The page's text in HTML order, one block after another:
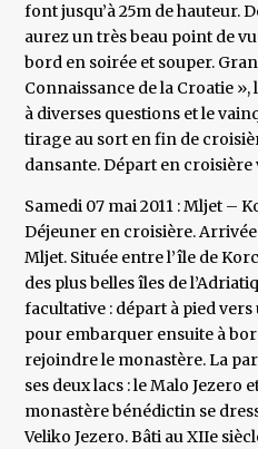
font jusqu’à 25m de hauteur.
aurez un très beau point de
bord en soirée et souper.
Connaissance de la Croatie
à diverses questions et le
tirage au sort en fin de
dansante. Départ en
Samedi 07 mai 2011 : Mljet –
Déjeuner en croisière.
Mljet. Située entre l’île de
des plus belles îles de
facultative : départ à pied
pour embarquer ensuite à
rejoindre le monastère. La
ses deux lacs : le Malo Jezero
monastère bénédictin se
Veliko Jezero. Bâti au XIIe